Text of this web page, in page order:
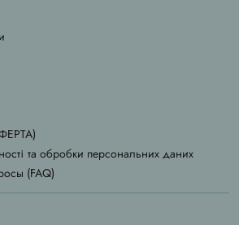
та обробки персональних даних
(FAQ)